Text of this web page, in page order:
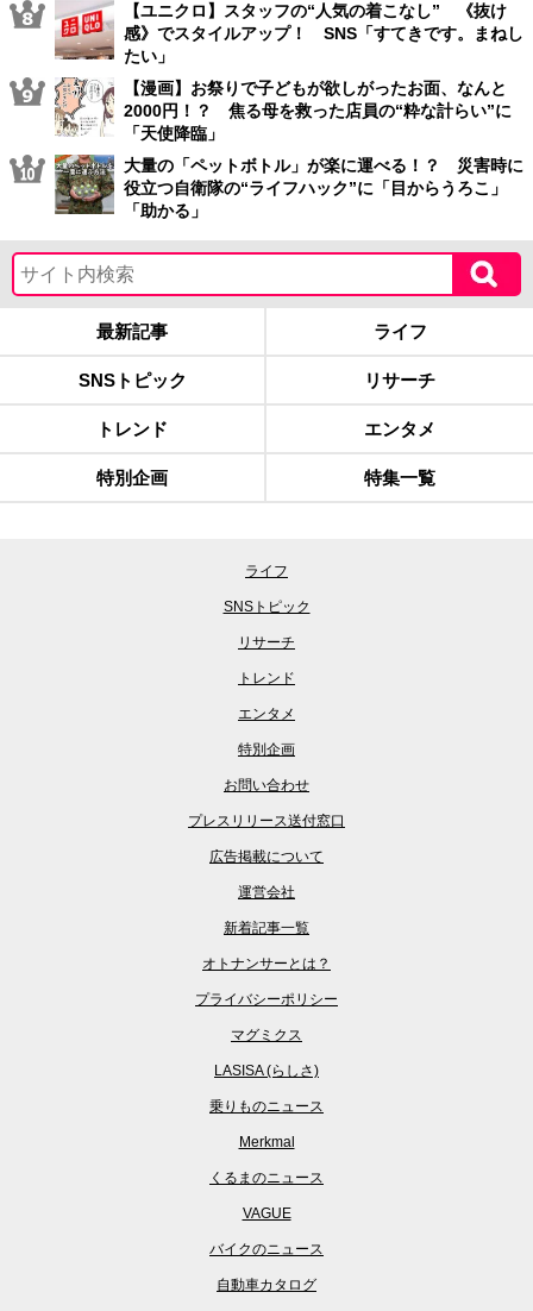
【ユニクロ】スタッフの“人気の着こなし” 《抜け
感》でスタイルアップ！ SNS「すてきです。まねし
たい」
【漫画】お祭りで子どもが欲しがったお面、なんと
2000円！？ 焦る母を救った店員の“粋な計らい”に
「天使降臨」
大量の「ペットボトル」が楽に運べる！？ 災害時に
役立つ自衛隊の“ライフハック”に「目からうろこ」
「助かる」
最新記事 ライフ
SNSトピック リサーチ
トレンド エンタメ
特別企画 特集一覧
ライフ
SNSトピック
リサーチ
トレンド
エンタメ
特別企画
お問い合わせ
プレスリリース送付窓口
広告掲載について
運営会社
新着記事一覧
オトナンサーとは？
プライバシーポリシー
マグミクス
LASISA (らしさ)
乗りものニュース
Merkmal
くるまのニュース
VAGUE
バイクのニュース
自動車カタログ